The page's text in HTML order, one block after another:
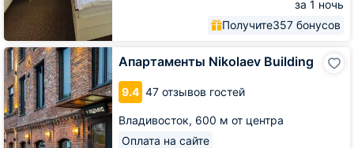
за 1 ночь
Получите357 бонусов
Апартаменты Nikolaev Building
9.4 47 отзывов гостей
Владивосток, 600 м от центра
Оплата на сайте
Апартаменты
Nikolaev
Building